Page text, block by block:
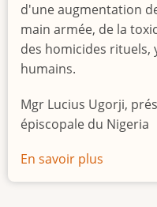
d'une augmentation
main armée, de la
des homicides rituels,
humains.
Mgr Lucius Ugorji,
épiscopale du Nigeria
En savoir plus
Le